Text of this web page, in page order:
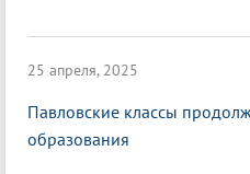
25 апреля, 2025
Павловские классы
образования